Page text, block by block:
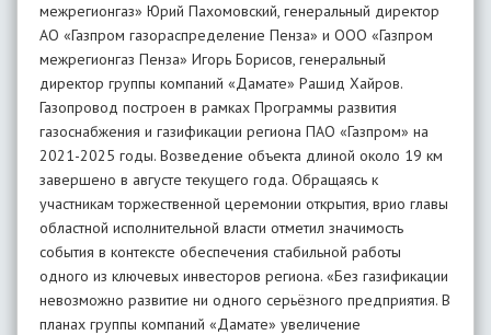
межрегионгаз» Юрий Пахомовский, генеральный директор
АО «Газпром газораспределение Пенза» и ООО «Газпром
межрегионгаз Пенза» Игорь Борисов, генеральный
директор группы компаний «Дамате» Рашид Хайров.
Газопровод построен в рамках Программы развития
газоснабжения и газификации региона ПАО «Газпром» на
2021-2025 годы. Возведение объекта длиной около 19 км
завершено в августе текущего года. Обращаясь к
участникам торжественной церемонии открытия, врио главы
областной исполнительной власти отметил значимость
события в контексте обеспечения стабильной работы
одного из ключевых инвесторов региона. «Без газификации
невозможно развитие ни одного серьёзного предприятия. В
планах группы компаний «Дамате» увеличение